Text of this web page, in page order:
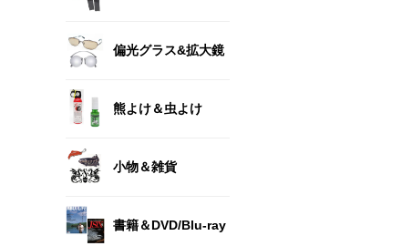
偏光グラス&拡大鏡
熊よけ＆虫よけ
小物＆雑貨
書籍＆DVD/Blu-ray